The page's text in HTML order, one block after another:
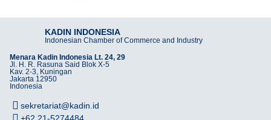
KADIN INDONESIA
Indonesian Chamber of Commerce and Industry
Menara Kadin Indonesia Lt. 24, 29
Jl. H. R. Rasuna Said Blok X-5
Kav. 2-3, Kuningan
Jakarta 12950
Indonesia
sekretariat@kadin.id
+62 21-5274484